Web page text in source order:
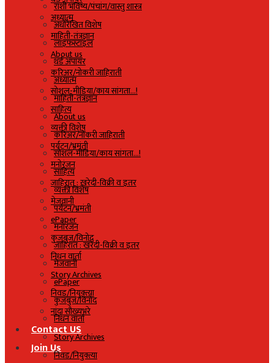
अध्यात्म
माहिती-तंत्रज्ञान
About us
करिअर/नोकरी जाहिराती
सोशल-मीडिया/काय सांगता…!
साहित्य
व्यक्ती विशेष
पर्यटन/भ्रमंती
मनोरंजन
जाहिरात : खरेदी-विक्री व इतर
मेजवानी
ePaper
कुजबुज/विनोद
निधन वार्ता
Story Archives
निवड/नियुक्त्या
नांदा सौख्यभरे
Contact US
Join Us
राशी भविष्य/पंचांग/वास्तु शास्त्र
अधोरेखित विशेष
लाइफस्टाइल
थर्ड अंपायर
अध्यात्म
माहिती-तंत्रज्ञान
About us
करिअर/नोकरी जाहिराती
सोशल-मीडिया/काय सांगता…!
साहित्य
व्यक्ती विशेष
पर्यटन/भ्रमंती
मनोरंजन
जाहिरात : खरेदी-विक्री व इतर
मेजवानी
ePaper
कुजबुज/विनोद
निधन वार्ता
Story Archives
निवड/नियुक्त्या